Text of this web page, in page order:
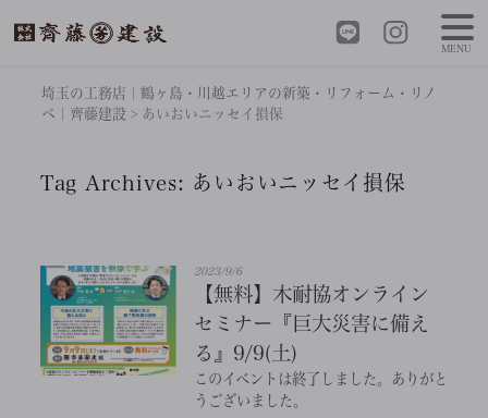
埼玉の工務店｜鶴ヶ島・川越エリアの新築・リフォーム・リノ
ベ｜齊藤建設 > あいおいニッセイ損保
Tag Archives: あいおいニッセイ損保
2023/9/6
【無料】木耐協オンライン
セミナー『巨大災害に備え
る』9/9(土)
このイベントは終了しました。ありがと
うございました。
MENU